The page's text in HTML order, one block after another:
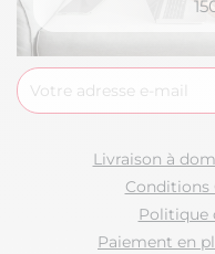
Livraison à
Conditions
Politique
Paiement en